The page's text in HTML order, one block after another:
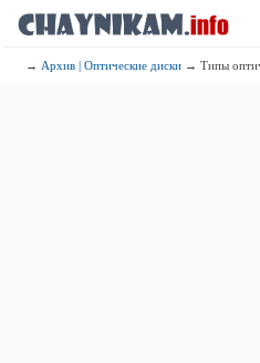
→ Архив | Оптические диски → Типы